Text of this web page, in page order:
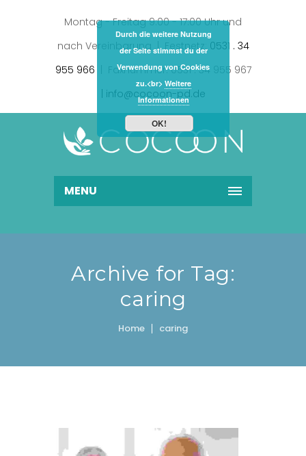
Montag - Freitag 9:00 - 17:00 Uhr und
nach Vereinbarung | Festnetz: 0531 . 34
955 966 | Faxnummer: 0531 . 34 955 967
| info@cocoon-pd.de
MENU
Archive for Tag:
caring
Home caring
Durch die weitere Nutzung
der Seite stimmst du der
Verwendung von Cookies
zu.<br> Weitere
Informationen
OK!